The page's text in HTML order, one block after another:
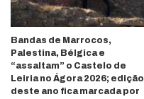
Bandas de Marrocos,
Palestina, Bélgica e
“assaltam” o Castelo de
Leiria no Ágora 2026; edição
deste ano fica marcada por